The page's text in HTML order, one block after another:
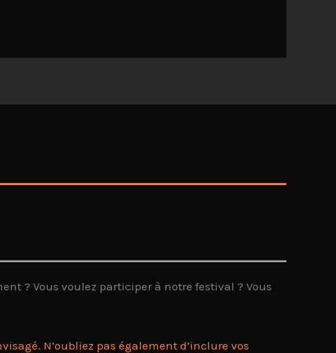
? Vous voulez participer à notre festival ? Vous
N’oubliez pas également d’inclure vos